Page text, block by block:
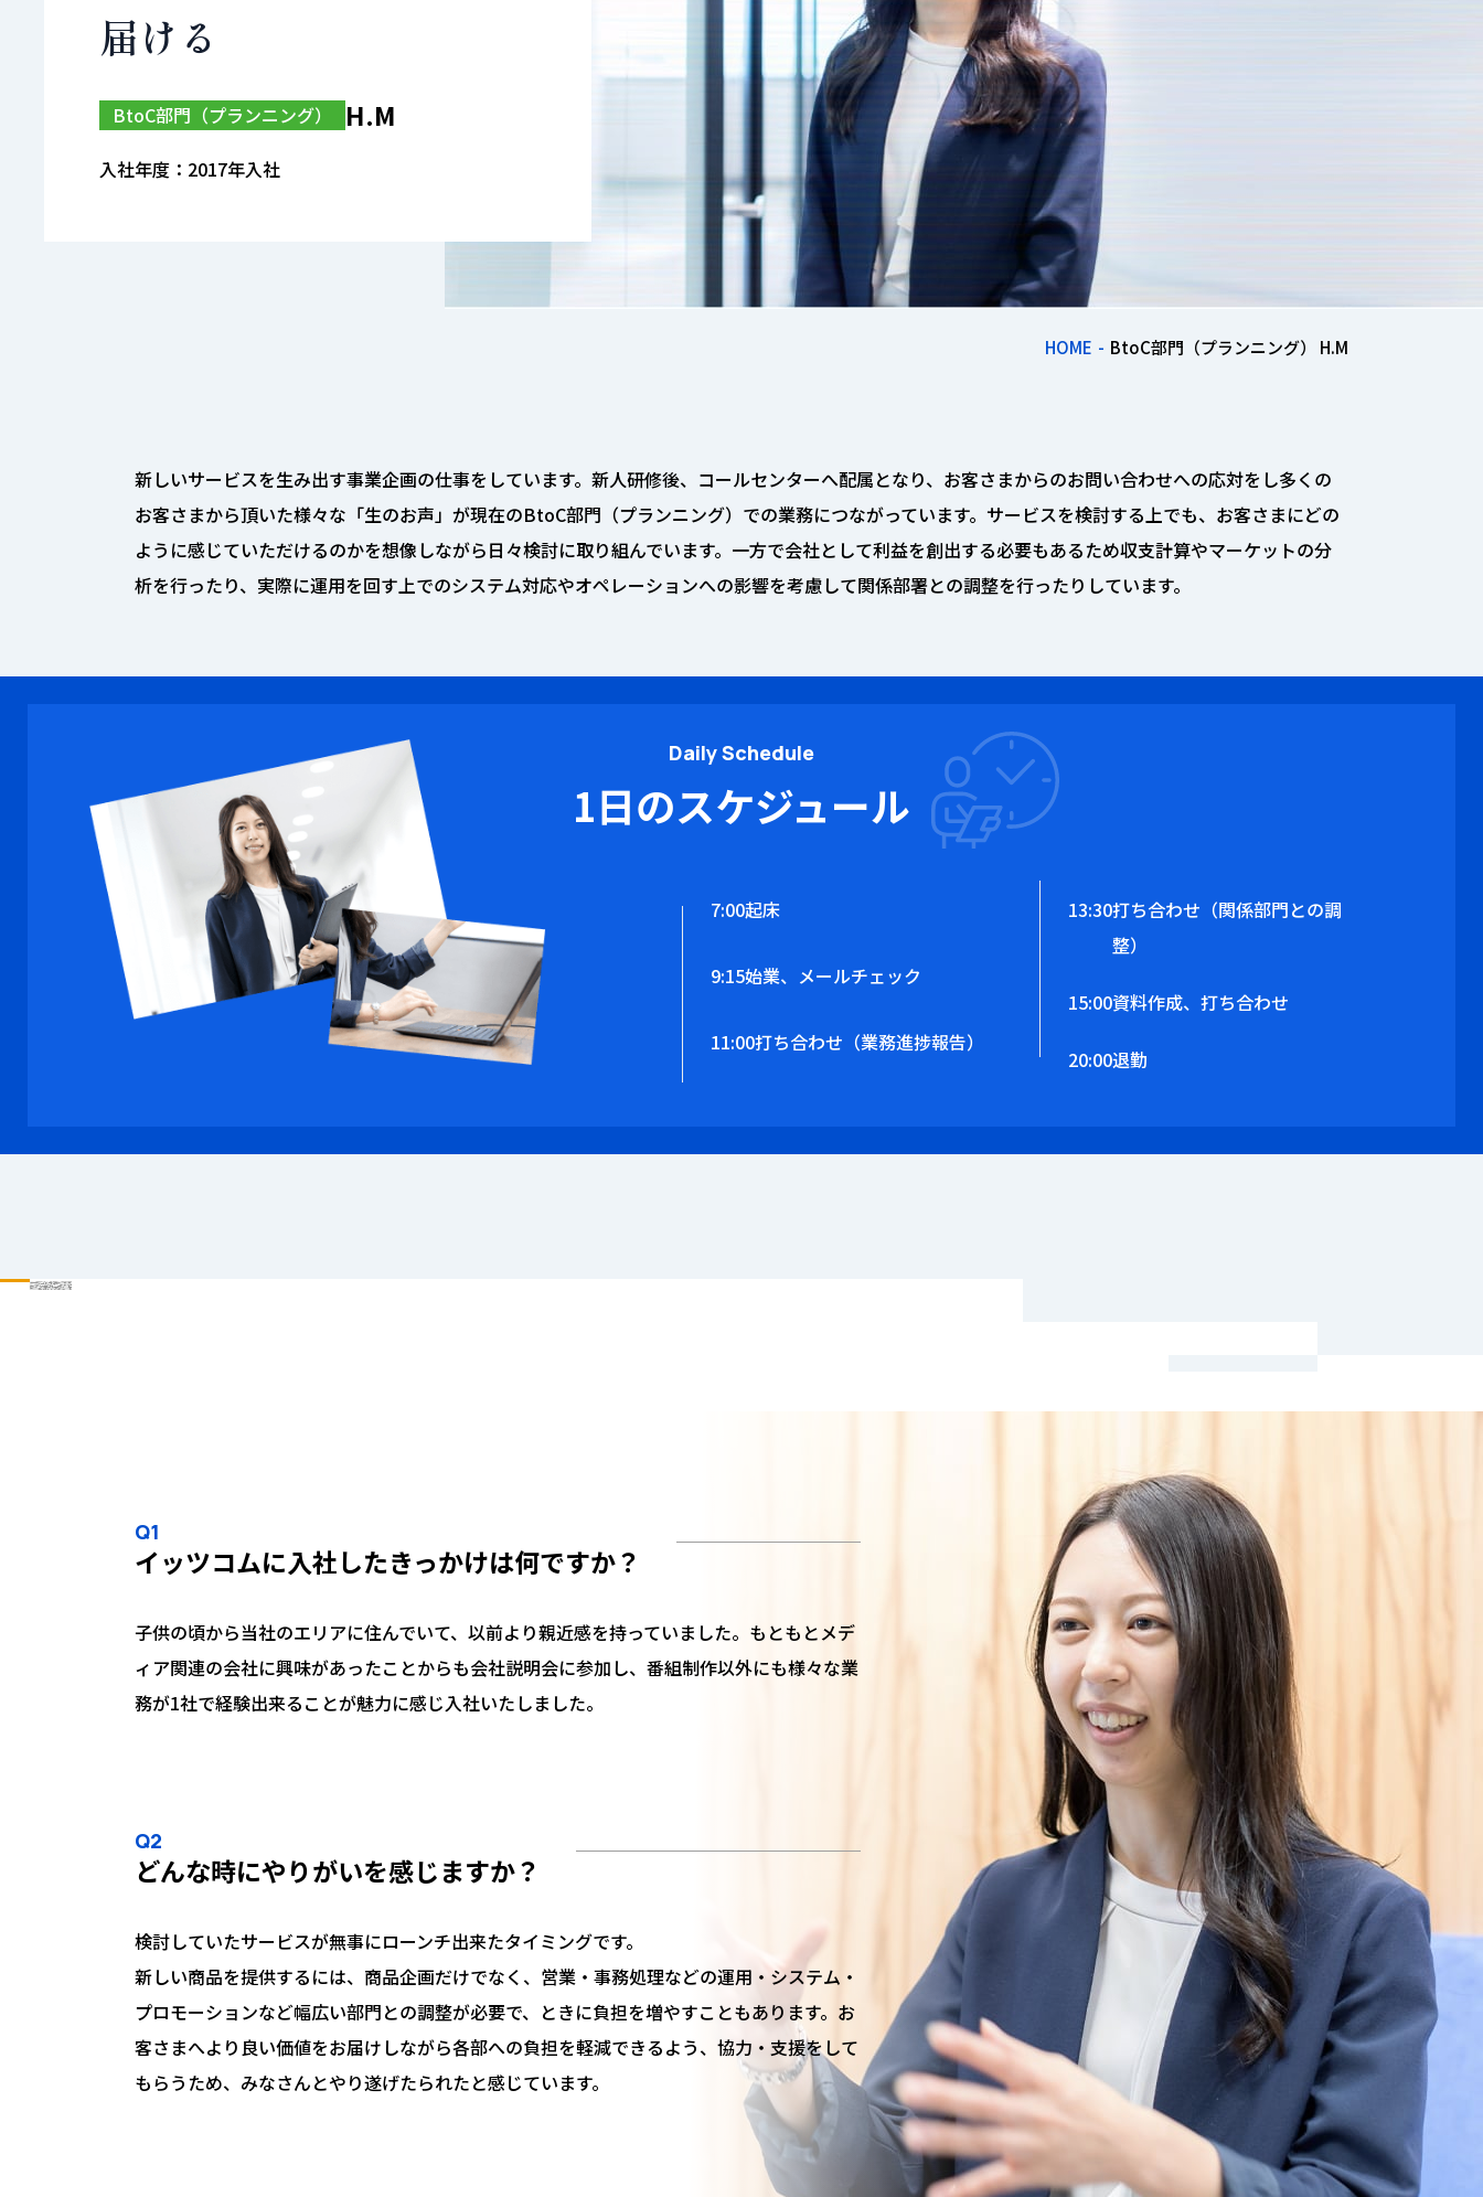
届ける
BtoC部門（プランニング） H.M
入社年度：2017年入社
HOME BtoC部門（プランニング） H.M
新しいサービスを生み出す事業企画の仕事をしています。新人研修後、コールセンターへ配属となり、お客さまからのお問い合わせへの応対をし多くの
お客さまから頂いた様々な「生のお声」が現在のBtoC部門（プランニング）での業務につながっています。サービスを検討する上でも、お客さまにどの
ように感じていただけるのかを想像しながら日々検討に取り組んでいます。一方で会社として利益を創出する必要もあるため収支計算やマーケットの分
析を行ったり、実際に運用を回す上でのシステム対応やオペレーションへの影響を考慮して関係部署との調整を行ったりしています。
Daily Schedule
1日のスケジュール
7:00起床
9:15始業、メールチェック
11:00打ち合わせ（業務進捗報告）
13:30打ち合わせ（関係部門との調
整）
15:00資料作成、打ち合わせ
20:00退勤
Q1
イッツコムに入社したきっかけは何ですか？
子供の頃から当社のエリアに住んでいて、以前より親近感を持っていました。もともとメデ
ィア関連の会社に興味があったことからも会社説明会に参加し、番組制作以外にも様々な業
務が1社で経験出来ることが魅力に感じ入社いたしました。
Q2
どんな時にやりがいを感じますか？
検討していたサービスが無事にローンチ出来たタイミングです。
新しい商品を提供するには、商品企画だけでなく、営業・事務処理などの運用・システム・
プロモーションなど幅広い部門との調整が必要で、ときに負担を増やすこともあります。お
客さまへより良い価値をお届けしながら各部への負担を軽減できるよう、協力・支援をして
もらうため、みなさんとやり遂げたられたと感じています。